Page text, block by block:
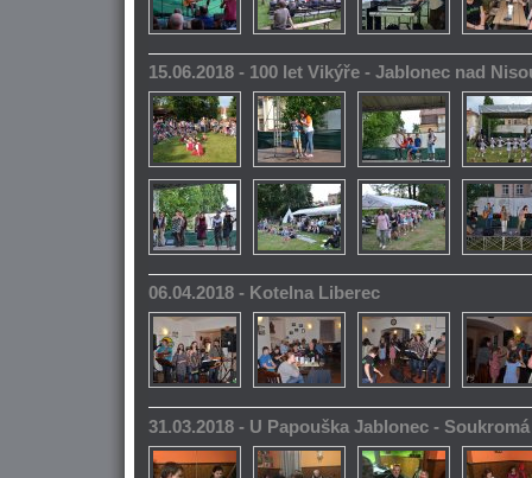
15.06.2018 - 100 let Vikýře - Jablonec nad
06.04.2018 - Kotelna Liberec
31.03.2018 - U Papouška Jablonec -